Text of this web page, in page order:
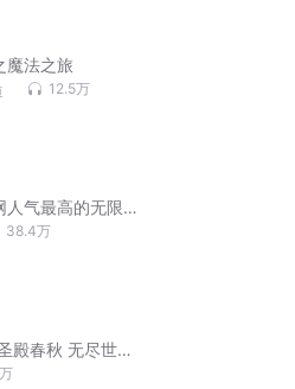
魔法之旅
12.5万
人气最高的无限
38.4万
殿春秋 无尽世界
版